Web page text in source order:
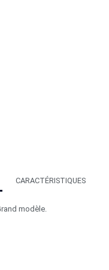
CARACTÉRISTIQUES
modèle.